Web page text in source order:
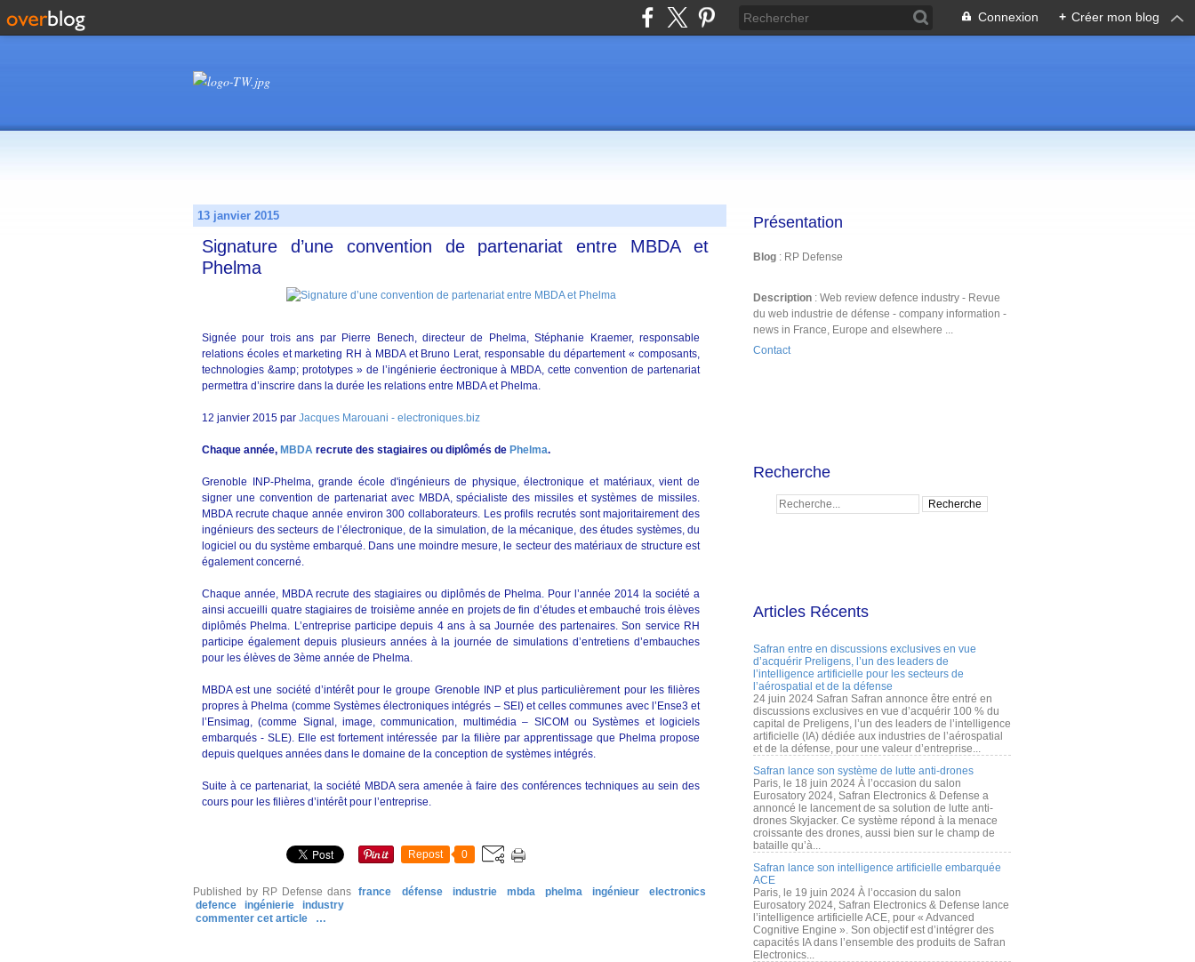
Connexion + Créer mon blog
13 janvier 2015
Signature d’une convention de partenariat entre MBDA et
Phelma
Signée pour trois ans par Pierre Benech, directeur de Phelma, Stéphanie Kraemer, responsable
relations écoles et marketing RH à MBDA et Bruno Lerat, responsable du département « composants,
technologies &amp; prototypes » de l’ingénierie éectronique à MBDA, cette convention de partenariat
permettra d’inscrire dans la durée les relations entre MBDA et Phelma.
12 janvier 2015 par Jacques Marouani - electroniques.biz
Chaque année, MBDA recrute des stagiaires ou diplômés de Phelma.
Grenoble INP-Phelma, grande école d'ingénieurs de physique, électronique et matériaux, vient de
signer une convention de partenariat avec MBDA, spécialiste des missiles et systèmes de missiles.
MBDA recrute chaque année environ 300 collaborateurs. Les profils recrutés sont majoritairement des
ingénieurs des secteurs de l’électronique, de la simulation, de la mécanique, des études systèmes, du
logiciel ou du système embarqué. Dans une moindre mesure, le secteur des matériaux de structure est
également concerné.
Chaque année, MBDA recrute des stagiaires ou diplômés de Phelma. Pour l’année 2014 la société a
ainsi accueilli quatre stagiaires de troisième année en projets de fin d’études et embauché trois élèves
diplômés Phelma. L’entreprise participe depuis 4 ans à sa Journée des partenaires. Son service RH
participe également depuis plusieurs années à la journée de simulations d’entretiens d’embauches
pour les élèves de 3ème année de Phelma.
MBDA est une société d’intérêt pour le groupe Grenoble INP et plus particulièrement pour les filières
propres à Phelma (comme Systèmes électroniques intégrés – SEI) et celles communes avec l’Ense3 et
l’Ensimag, (comme Signal, image, communication, multimédia – SICOM ou Systèmes et logiciels
embarqués - SLE). Elle est fortement intéressée par la filière par apprentissage que Phelma propose
depuis quelques années dans le domaine de la conception de systèmes intégrés.
Suite à ce partenariat, la société MBDA sera amenée à faire des conférences techniques au sein des
cours pour les filières d’intérêt pour l’entreprise.
Repost 0
Published by RP Defense dans france défense industrie mbda phelma ingénieur
electronics
defence
ingénierie
industry
commenter cet article
…
Présentation
Blog : RP Defense
Description : Web review defence industry - Revue
du web industrie de défense - company information -
news in France, Europe and elsewhere ...
Contact
Recherche
Articles Récents
Safran entre en discussions exclusives en vue
d’acquérir Preligens, l’un des leaders de
l’intelligence artificielle pour les secteurs de
l’aérospatial et de la défense
24 juin 2024 Safran Safran annonce être entré en
discussions exclusives en vue d’acquérir 100 % du
capital de Preligens, l’un des leaders de l’intelligence
artificielle (IA) dédiée aux industries de l’aérospatial
et de la défense, pour une valeur d’entreprise...
Safran lance son système de lutte anti-drones
Paris, le 18 juin 2024 À l’occasion du salon
Eurosatory 2024, Safran Electronics & Defense a
annoncé le lancement de sa solution de lutte anti-
drones Skyjacker. Ce système répond à la menace
croissante des drones, aussi bien sur le champ de
bataille qu’à...
Safran lance son intelligence artificielle embarquée
ACE
Paris, le 19 juin 2024 À l’occasion du salon
Eurosatory 2024, Safran Electronics & Defense lance
l’intelligence artificielle ACE, pour « Advanced
Cognitive Engine ». Son objectif est d’intégrer des
capacités IA dans l’ensemble des produits de Safran
Electronics...